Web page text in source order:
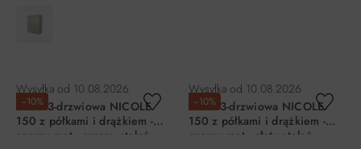
−10%
Wysyłka od 10.08.2026
Szafa 3-drzwiowa NICOLE
150 z półkami i drążkiem -
czarny mat - czarny stelaż
−10%
Wysyłka od 10.08.2026
Szafa 3-drzwiowa NICOLE
150 z półkami i drążkiem -
czarny mat - złoty stelaż